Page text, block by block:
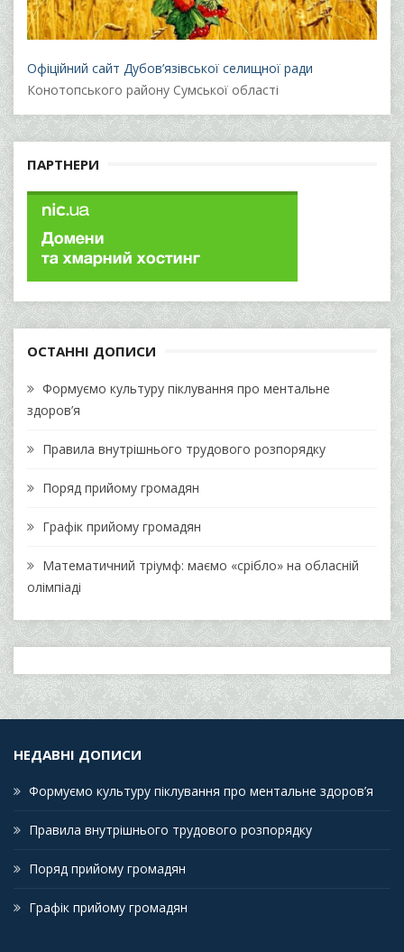
Офіційний сайт Дубов’язівської селищної ради
Конотопського району Сумської області
ПАРТНЕРИ
ОСТАННІ ДОПИСИ
Формуємо культуру піклування про ментальне
здоров’я
Правила внутрішнього трудового розпорядку
Поряд прийому громадян
Графік прийому громадян
Математичний тріумф: маємо «срібло» на обласній
олімпіаді
НЕДАВНІ ДОПИСИ
Формуємо культуру піклування про ментальне здоров’я
Правила внутрішнього трудового розпорядку
Поряд прийому громадян
Графік прийому громадян